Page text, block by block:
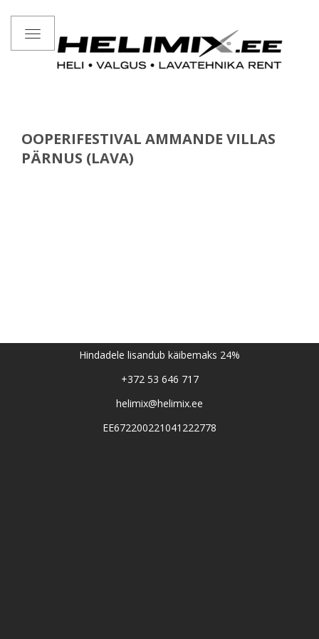
Toggle
navigation
OOPERIFESTIVAL AMMANDE VILLAS
PÄRNUS (LAVA)
Hindadele lisandub käibemaks 24%
+372 53 646 717
helimix@helimix.ee
EE672200221041222778